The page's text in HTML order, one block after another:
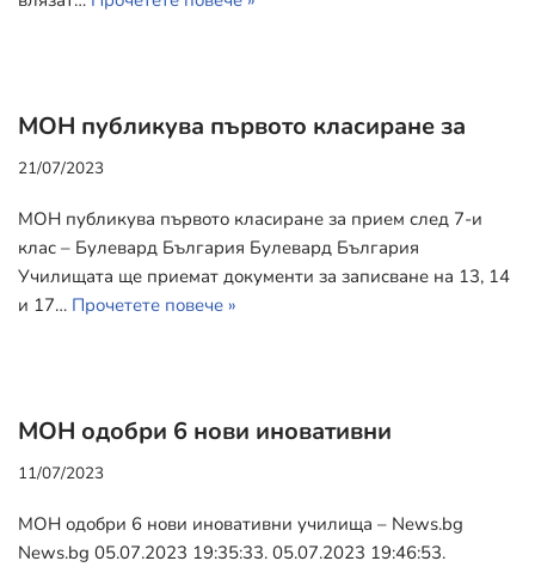
МОН публикува първото класиране за
21/07/2023
МОН публикува първото класиране за прием след 7-и
клас – Булевард България Булевард България
Училищата ще приемат документи за записване на 13, 14
и 17… Прочетете повече »
МОН одобри 6 нови иновативни
11/07/2023
МОН одобри 6 нови иновативни училища – News.bg
News.bg 05.07.2023 19:35:33. 05.07.2023 19:46:53.